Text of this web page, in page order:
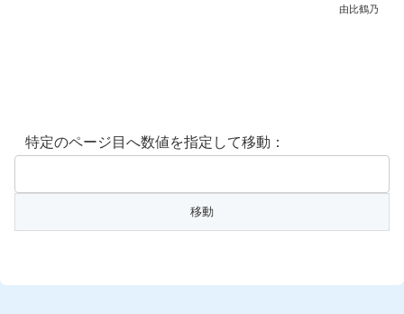
由比鶴乃
特定のページ目へ数値を指定して移動：